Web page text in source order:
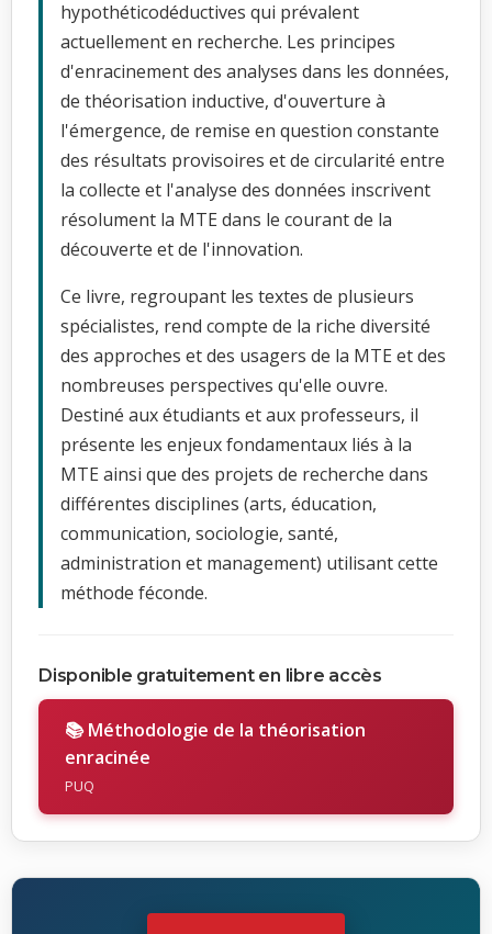
hypothéticodéductives qui prévalent
actuellement en recherche. Les principes
d'enracinement des analyses dans les données,
de théorisation inductive, d'ouverture à
l'émergence, de remise en question constante
des résultats provisoires et de circularité entre
la collecte et l'analyse des données inscrivent
résolument la MTE dans le courant de la
découverte et de l'innovation.
Ce livre, regroupant les textes de plusieurs
spécialistes, rend compte de la riche diversité
des approches et des usagers de la MTE et des
nombreuses perspectives qu'elle ouvre.
Destiné aux étudiants et aux professeurs, il
présente les enjeux fondamentaux liés à la
MTE ainsi que des projets de recherche dans
différentes disciplines (arts, éducation,
communication, sociologie, santé,
administration et management) utilisant cette
méthode féconde.
Disponible gratuitement en libre accès
📚 Méthodologie de la théorisation
enracinée
PUQ